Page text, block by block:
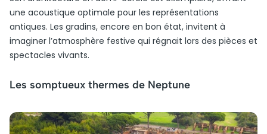
une acoustique optimale pour les représentations
antiques. Les gradins, encore en bon état, invitent à
imaginer l’atmosphère festive qui régnait lors des pièces et
spectacles vivants.
Les somptueux thermes de Neptune